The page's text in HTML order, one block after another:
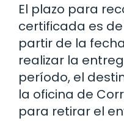
El plazo para
certificada es de
partir de la
realizar la
período, el
la oficina de
para retirar el